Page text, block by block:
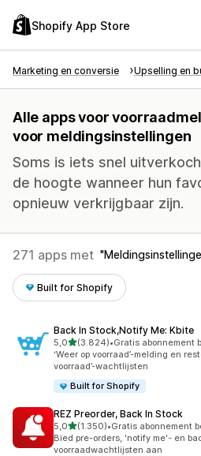
Shopify App Store
Marketing en conversie Upselling en
Alle apps voor
voor meldingsinstellingen
Soms is iets snel
de hoogte wanneer hun
opnieuw verkrijgbaar zijn.
271 apps met
Built for Shopify
Back In Stock,Notify Me: Kbite
5,0van 5 sterren
(3.824)
3824 recensies in totaal
•Gratis abonnement
‘Weer op voorraad’-melding en
voorraad’-wachtlijsten
Built for Shopify
REZ Preorder, Back In Stock
5,0van 5 sterren
(1.350)
1350 recensies in totaal
•Gratis abonnement
Bied pre-orders, 'notify me'- en
voorraadwachtlijsten aan